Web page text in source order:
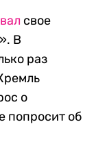
свое
В
раз
о
попросит об